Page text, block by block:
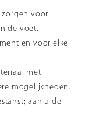
zorgen voor
de voet.
en voor elke
met
mogelijkheden.
aan u de